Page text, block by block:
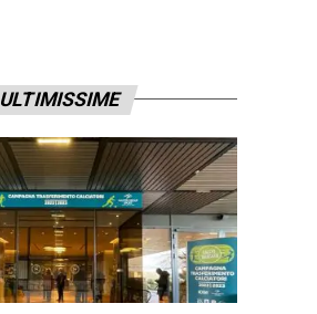
ULTIMISSIME